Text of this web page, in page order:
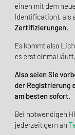
einen mit dem
Identification), als
Zertifizierungen.
Es kommt also
es erst einmal
Also seien Sie
der Registrierung
am besten sofort.
Bei notwendigen
jederzeit gern an